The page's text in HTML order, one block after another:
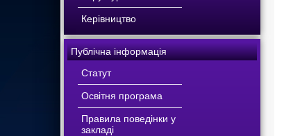
Керівництво
Публічна інформація
Статут
Освітня програма
Правила поведінки у
закладі